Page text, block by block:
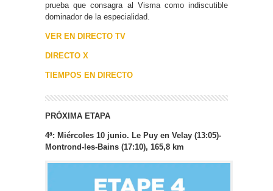
prueba que consagra al Visma como indiscutible
dominador de la especialidad.
VER EN DIRECTO TV
DIRECTO X
TIEMPOS EN DIRECTO
PRÓXIMA ETAPA
4ª: Miércoles 10 junio. Le Puy en Velay (13:05)-
Montrond-les-Bains (17:10), 165,8 km